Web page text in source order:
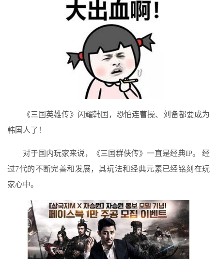
《三国英雄传》闪耀韩国，恐怕连曹操、刘备都要成为
韩国人了！
对于国内玩家来说，《三国群侠传》一直是经典IP。 经
过7代的不断完善和发展，其玩法和经典元素已经铭刻在玩
家心中。